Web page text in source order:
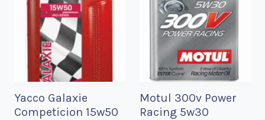
Yacco Galaxie
Competicion 15w50
Motul 300v Power
Racing 5w30